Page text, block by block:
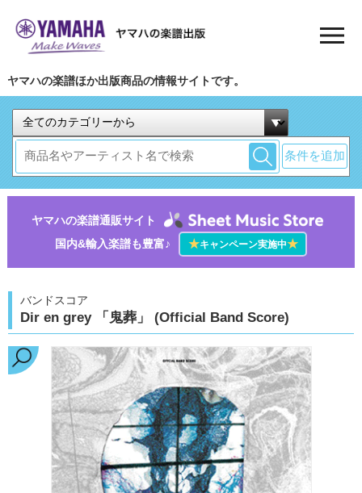
ヤマハの楽譜ほか出版商品の情報サイトです。
条件を追加
ヤマハの楽譜通販サイト
国内&輸入楽譜も豊富♪
★キャンペーン実施中★
バンドスコア
Dir en grey 「鬼葬」 (Official Band Score)